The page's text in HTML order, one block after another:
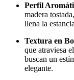
Perfil
madera
llena la
Textura en
que atraviesa
buscan un
elegante.